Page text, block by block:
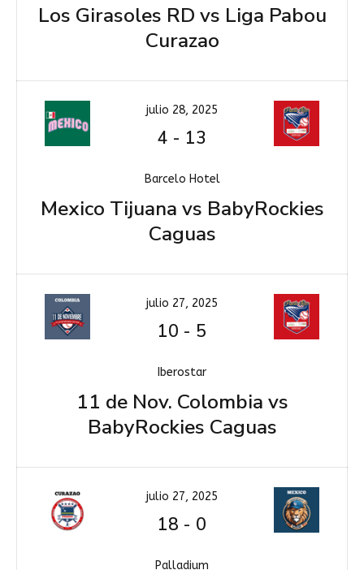
Los Girasoles RD vs Liga Pabou
Curazao
julio 28, 2025
4 - 13
Barcelo Hotel
Mexico Tijuana vs BabyRockies
Caguas
julio 27, 2025
10 - 5
Iberostar
11 de Nov. Colombia vs
BabyRockies Caguas
julio 27, 2025
18 - 0
Palladium